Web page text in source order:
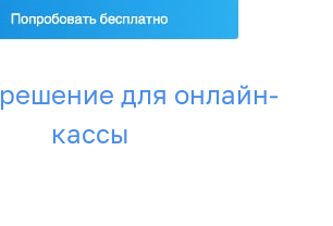
решение для онлайн-
кассы